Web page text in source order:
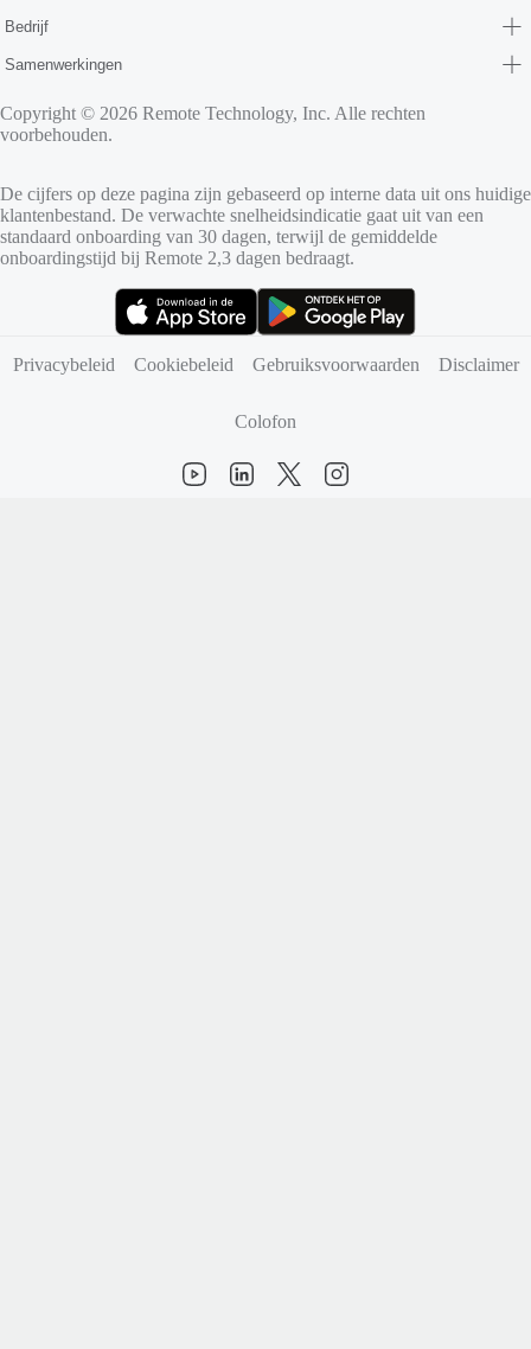
Bedrijf
Samenwerkingen
Copyright © 2026 Remote Technology, Inc. Alle rechten
voorbehouden.
De cijfers op deze pagina zijn gebaseerd op interne data uit ons huidige
klantenbestand. De verwachte snelheidsindicatie gaat uit van een
standaard onboarding van 30 dagen, terwijl de gemiddelde
onboardingstijd bij Remote 2,3 dagen bedraagt.
Privacybeleid
Cookiebeleid Gebruiksvoorwaarden Disclaimer
Colofon